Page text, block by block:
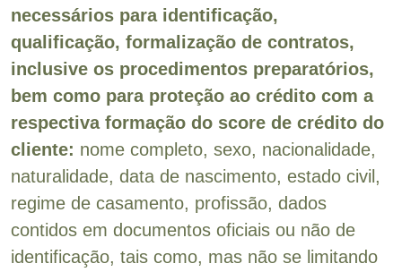
necessários para identificação,
qualificação, formalização de contratos,
inclusive os procedimentos preparatórios,
bem como para proteção ao crédito com a
respectiva formação do score de crédito do
cliente: nome completo, sexo, nacionalidade,
naturalidade, data de nascimento, estado civil,
regime de casamento, profissão, dados
contidos em documentos oficiais ou não de
identificação, tais como, mas não se limitando